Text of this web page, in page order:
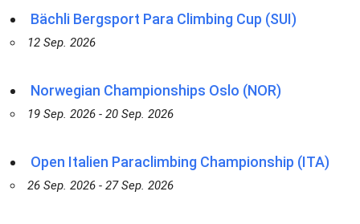
Bächli Bergsport Para Climbing Cup (SUI)
12 Sep. 2026
Norwegian Championships Oslo (NOR)
19 Sep. 2026 - 20 Sep. 2026
Open Italien Paraclimbing Championship (ITA)
26 Sep. 2026 - 27 Sep. 2026